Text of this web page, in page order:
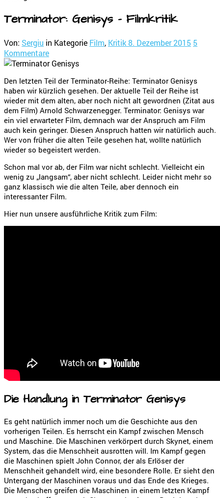
Terminator: Genisys – Filmkritik
Von: Sergiu in Kategorie Film, Kritik8. Dezember 2015 5
Kommentare
Den letzten Teil der Terminator-Reihe: Terminator Genisys
haben wir kürzlich gesehen. Der aktuelle Teil der Reihe ist
wieder mit dem alten, aber noch nicht alt gewordnen (Zitat aus
dem Film) Arnold Schwarzenegger. Terminator: Genisys war
ein viel erwarteter Film, demnach war der Anspruch am Film
auch kein geringer. Diesen Anspruch hatten wir natürlich auch.
Wer von früher die alten Teile gesehen hat, wollte natürlich
wieder so begeistert werden.
Schon mal vor ab, der Film war nicht schlecht. Vielleicht ein
wenig zu „langsam“, aber nicht schlecht. Leider nicht mehr so
ganz klassisch wie die alten Teile, aber dennoch ein
interessanter Film.
Hier nun unsere ausführliche Kritik zum Film:
Die Handlung in Terminator Genisys
Es geht natürlich immer noch um die Geschichte aus den
vorherigen Teilen. Es herrscht ein Kampf zwischen Mensch
und Maschine. Die Maschinen verkörpert durch Skynet, einem
System, das die Menschheit ausrotten will. Im Kampf gegen
die Maschinen spielt John Connor, der als Erlöser der
Menschheit gehandelt wird, eine besondere Rolle. Er sieht den
Untergang der Maschinen voraus und das Ende des Krieges.
Die Menschen greifen die Maschinen in einem letzten Kampf